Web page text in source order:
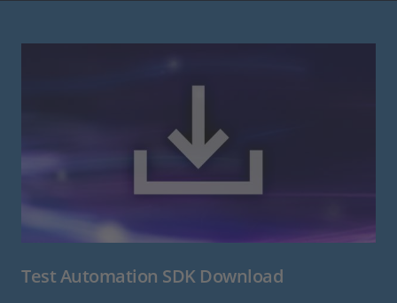
Test Automation SDK Download